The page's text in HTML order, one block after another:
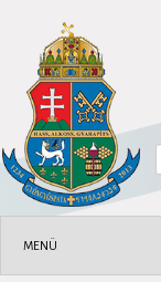
MENÜ